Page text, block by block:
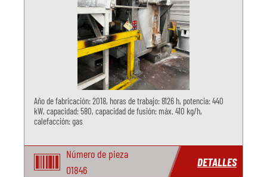
Año de fabricación: 2018, horas de trabajo: 8126 h, potencia: 440
kW, capacidad: 580, capacidad de fusión: máx. 410 kg/h,
calefacción: gas
Número de pieza
O1846
DETALLES